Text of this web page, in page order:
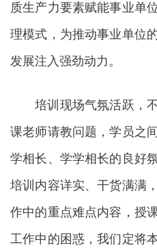
质生产力要素赋能事业单
理模式，为推动事业单位
发展注入强劲动力。
培训现场气氛活跃，不
课老师请教问题，学员之
学相长、学学相长的良好
培训内容详实、干货满满
作中的重点难点内容，授
工作中的困惑，我们定将